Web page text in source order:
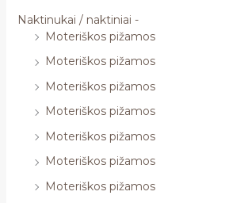
Naktinukai / naktiniai -
Moteriškos pižamos
Moteriškos pižamos
Moteriškos pižamos
Moteriškos pižamos
Moteriškos pižamos
Moteriškos pižamos
Moteriškos pižamos